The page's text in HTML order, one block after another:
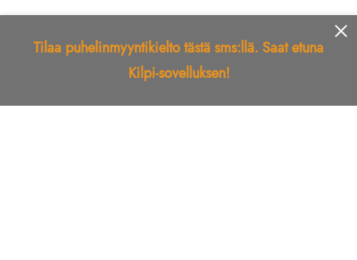
Tilaa puhelinmyyntikielto tästä sms:llä. Saat etuna
Kilpi-sovelluksen!